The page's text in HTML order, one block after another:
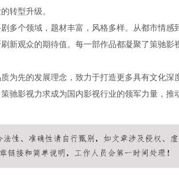
转型升级。
多个领域，题材丰富，风格多样。从都市情感
新观众的期待值。每一部作品都凝聚了策驰影
为先的发展理念，致力于打造更多具有文化深
驰影视力求成为国内影视行业的领军力量，推